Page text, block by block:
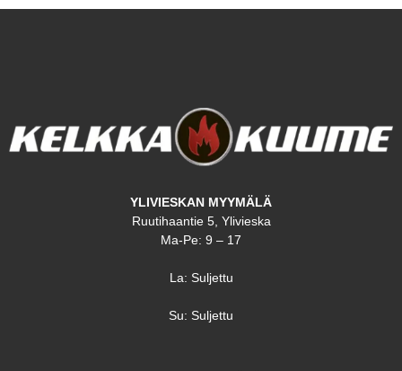
YLIVIESKAN MYYMÄLÄ
Ruutihaantie 5, Ylivieska
Ma-Pe: 9 – 17
La: Suljettu
Su: Suljettu